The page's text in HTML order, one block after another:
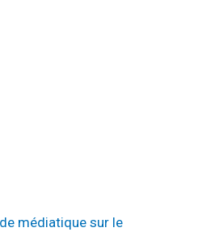
médiatique sur le